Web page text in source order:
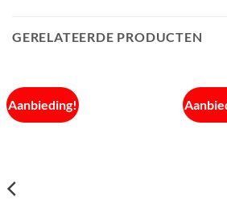
GERELATEERDE PRODUCTEN
Aanbieding!